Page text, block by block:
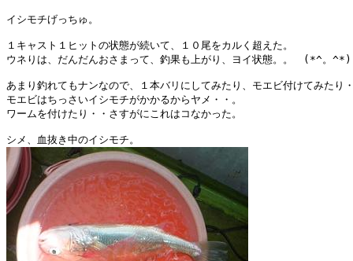
イシモチげっちゅ。
１キャスト１ヒットの状態が続いて、１０尾をカルく超えた。
ウネりは、だんだんおさまって、釣果も上がり、ヨイ状態。。　(*^。^*)
あまり釣れてもナンなので、１本バリにしてみたり、モエビ付けてみたり
モエビはちっさいイシモチがかかるからヤメ・・。
ワームを付けたり・・さすがにこれはコなかった。